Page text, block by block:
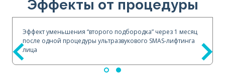
Эффекты от процедуры
Эффект уменьшения “второго подбородка” через 1 месяц
после одной процедуры ультразвукового SMAS-лифтинга
лица